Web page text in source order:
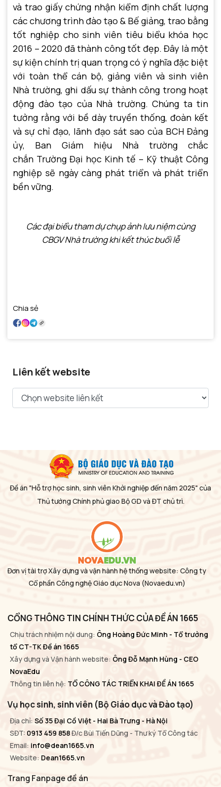
và trao giấy chứng nhận kiểm định chất lượng
các chương trình đào tạo & Bế giảng, trao bằng
tốt nghiệp cho sinh viên tiêu biểu khóa học
2016 – 2020 đã thành công tốt đẹp. Đây là một
sự kiện chính trị quan trọng có ý nghĩa đặc biệt
với toàn thể cán bộ, giảng viên và sinh viên
Nhà trường, ghi dấu sự thành công trong hoạt
động đào tạo của Nhà trường. Chúng ta tin
tưởng rằng với bề dày truyền thống, đoàn kết
và sự chỉ đạo, lãnh đạo sát sao của BCH Đảng
ủy, Ban Giám hiệu Nhà trường chắc
chắn Trường Đại học Kinh tế – Kỹ thuật Công
nghiệp sẽ ngày càng phát triển và phát triển
bền vững.
Các đại biểu tham dự chụp ảnh lưu niệm cùng
CBGV Nhà trường khi kết thúc buổi lễ
Chia sẻ
Liên kết website
Đề án "Hỗ trợ học sinh, sinh viên Khởi nghiệp đến năm 2025" của
Thủ tướng Chính phủ giao Bộ GD và ĐT chủ trì.
Đơn vị tài trợ Xây dựng và vận hành hệ thống website: Công ty
Cổ phần Công nghệ Giáo dục Nova (Novaedu.vn)
CỔNG THÔNG TIN CHÍNH THỨC CỦA ĐỀ ÁN 1665
Chịu trách nhiệm nội dung: Ông Hoàng Đức Minh - Tổ trưởng
tổ CT-TK Đề án 1665
Xây dựng và Vận hành website: Ông Đỗ Mạnh Hùng - CEO
NovaEdu
Thông tin liên hệ: TỔ CÔNG TÁC TRIỂN KHAI ĐỀ ÁN 1665
Vụ học sinh, sinh viên (Bộ Giáo dục và Đào tạo)
Địa chỉ: Số 35 Đại Cồ Việt - Hai Bà Trưng - Hà Nội
SĐT: 0913 459 858Đ/c Bùi Tiến Dũng - Thư ký Tổ Công tác
Email: info@dean1665.vn
Website: Dean1665.vn
Trang Fanpage đề án